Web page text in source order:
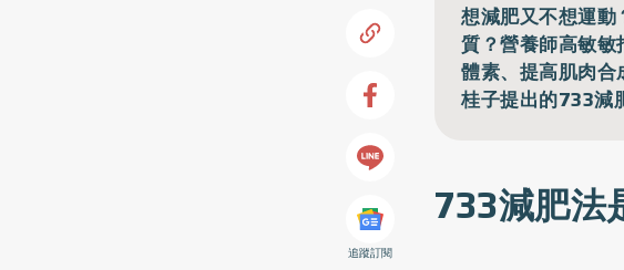
追蹤訂閱
想減肥又不想運
質？營養師高敏
體素、提高肌肉
桂子提出的733減
733減肥法